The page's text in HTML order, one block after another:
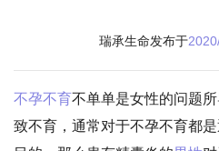
瑞承生命发布于
不孕不育不单单是女性的问题
致不育，通常对于不孕不育都